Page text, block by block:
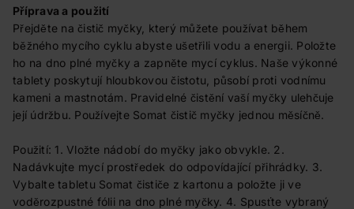
Příprava a použití
Přejděte na čistič myčky, který můžete používat během
běžného mycího cyklu abyste ušetřili vodu a energii. Položte
ho na dno plné myčky a zapněte mycí cyklus. Naše výkonné
tablety poskytují hloubkovou čistotu, působí proti vodnímu
kameni a mastnotám. Pravidelné čistění vaší myčky ulehčuje
její údržbu. Používejte Somat čistič myčky jednou měsíčně.
Použití: 1. Vložte nádobí do myčky jako obvykle. 2.
Nadávkujte mycí prostředek do odpovídající přihrádky. 3.
Vybalte tabletu Somat čističe z kartonu a položte ji ve
voděrozpustné fólii na dno plné myčky. 4. Spusťte vybraný